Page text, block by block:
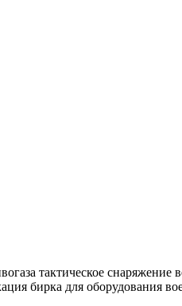
тактическое снаряжение
бирка для оборудования